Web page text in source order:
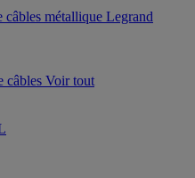
câbles métallique Legrand
câbles Voir tout